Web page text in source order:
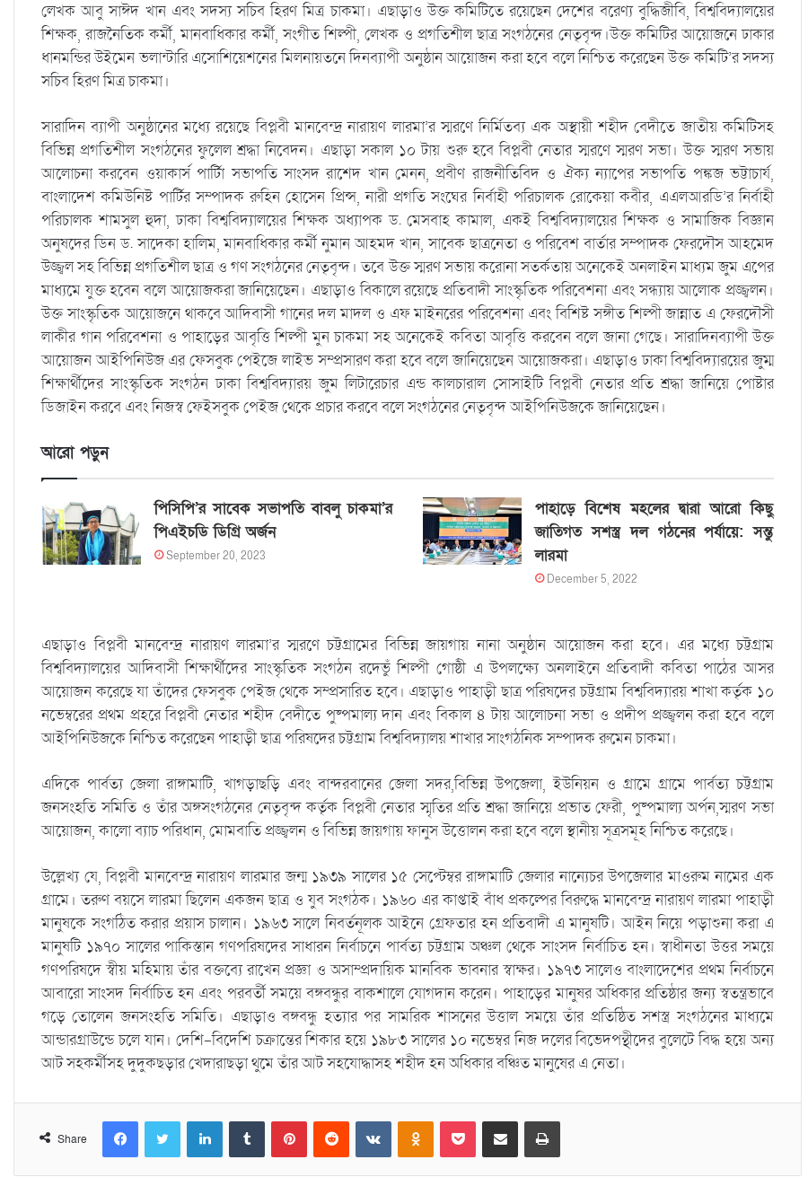
লেখক আবু সাঈদ খান এবং সদস্য সচিব হিরণ মিত্র চাকমা। এছাড়াও উক্ত কমিটিতে রয়েছেন দেশের বরেণ্য বুদ্ধিজীবি, বিশ্ববিদ্যালয়ের
শিক্ষক, রাজনৈতিক কর্মী, মানবাধিকার কর্মী, সংগীত শিল্পী, লেখক ও প্রগতিশীল ছাত্র সংগঠনের নেতৃবৃন্দ।উক্ত কমিটির আয়োজনে ঢাকার
ধানমন্ডির উইমেন ভলান্টারি এসোশিয়েশনের মিলনায়তনে দিনব্যাপী অনুষ্ঠান আয়োজন করা হবে বলে নিশ্চিত করেছেন উক্ত কমিটি’র সদস্য
সচিব হিরণ মিত্র চাকমা।
সারাদিন ব্যাপী অনুষ্ঠানের মধ্যে রয়েছে বিপ্লবী মানবেন্দ্র নারায়ণ লারমা’র স্মরণে নির্মিতব্য এক অস্থায়ী শহীদ বেদীতে জাতীয় কমিটিসহ
বিভিন্ন প্রগতিশীল সংগঠনের ফুলেল শ্রদ্ধা নিবেদন। এছাড়া সকাল ১০ টায় শুরু হবে বিপ্লবী নেতার স্মরণে স্মরণ সভা। উক্ত স্মরণ সভায়
আলোচনা করবেন ওয়াকার্স পার্টিা সভাপতি সাংসদ রাশেদ খান মেনন, প্রবীণ রাজনীতিবিদ ও ঐক্য ন্যাপের সভাপতি পঙ্কজ ভট্টাচার্য,
বাংলাদেশ কমিউনিষ্ট পার্টির সম্পাদক রুহিন হোসেন প্রিন্স, নারী প্রগতি সংঘের নির্বাহী পরিচালক রোকেয়া কবীর, এএলআরডি’র নির্বাহী
পরিচালক শামসুল হুদা, ঢাকা বিশ্ববিদ্যালয়ের শিক্ষক অধ্যাপক ড. মেসবাহ কামাল, একই বিশ্ববিদ্যালয়ের শিক্ষক ও সামাজিক বিজ্ঞান
অনুষদের ডিন ড. সাদেকা হালিম, মানবাধিকার কর্মী নুমান আহমদ খান, সাবেক ছাত্রনেতা ও পরিবেশ বার্তার সম্পাদক ফেরদৌস আহমেদ
উজ্জ্বল সহ বিভিন্ন প্রগতিশীল ছাত্র ও গণ সংগঠনের নেতৃবৃন্দ। তবে উক্ত স্মরণ সভায় করোনা সতর্কতায় অনেকেই অনলাইন মাধ্যম জুম এপের
মাধ্যমে যুক্ত হবেন বলে আয়োজকরা জানিয়েছেন। এছাড়াও বিকালে রয়েছে প্রতিবাদী সাংস্কৃতিক পরিবেশনা এবং সন্ধ্যায় আলোক প্রজ্জ্বলন।
উক্ত সাংস্কৃতিক আয়োজনে থাকবে আদিবাসী গানের দল মাদল ও এফ মাইনরের পরিবেশনা এবং বিশিষ্ট সঙ্গীত শিল্পী জান্নাত এ ফেরদৌসী
লাকীর গান পরিবেশনা ও পাহাড়ের আবৃত্তি শিল্পী মুন চাকমা সহ অনেকেই কবিতা আবৃত্তি করবেন বলে জানা গেছে। সারাদিনব্যাপী উক্ত
আয়োজন আইপিনিউজ এর ফেসবুক পেইজে লাইভ সম্প্রসারণ করা হবে বলে জানিয়েছেন আয়োজকরা। এছাড়াও ঢাকা বিশ্ববিদ্যারয়ের জুম্ম
শিক্ষার্থীদের সাংস্কৃতিক সংগঠন ঢাকা বিশ্ববিদ্যারয় জুম লিটারেচার এন্ড কালচারাল সোসাইটি বিপ্লবী নেতার প্রতি শ্রদ্ধা জানিয়ে পোষ্টার
ডিজাইন করবে এবং নিজস্ব ফেইসবুক পেইজ থেকে প্রচার করবে বলে সংগঠনের নেতৃবৃন্দ আইপিনিউজকে জানিয়েছেন।
আরো পড়ুন
পিসিপি’র সাবেক সভাপতি বাবলু চাকমা’র
পিএইচডি ডিগ্রি অর্জন
September 20, 2023
পাহাড়ে বিশেষ মহলের দ্বারা আরো কিছু
জাতিগত সশস্ত্র দল গঠনের পর্যায়ে: সন্তু
লারমা
December 5, 2022
এছাড়াও বিপ্লবী মানবেন্দ্র নারায়ণ লারমা’র স্মরণে চট্টগ্রামের বিভিন্ন জায়গায় নানা অনুষ্ঠান আয়োজন করা হবে। এর মধ্যে চট্টগ্রাম
বিশ্ববিদ্যালয়ের আদিবাসী শিক্ষার্থীদের সাংস্কৃতিক সংগঠন রদেভুঁ শিল্পী গোষ্ঠী এ উপলক্ষ্যে অনলাইনে প্রতিবাদী কবিতা পাঠের আসর
আয়োজন করেছে যা তাঁদের ফেসবুক পেইজ থেকে সম্প্রসারিত হবে। এছাড়াও পাহাড়ী ছাত্র পরিষদের চট্টগ্রাম বিশ্ববিদ্যারয় শাখা কর্তৃক ১০
নভেম্বরের প্রথম প্রহরে বিপ্লবী নেতার শহীদ বেদীতে পুষ্পমাল্য দান এবং বিকাল ৪ টায় আলোচনা সভা ও প্রদীপ প্রজ্জ্বলন করা হবে বলে
আইপিনিউজকে নিশ্চিত করেছেন পাহাড়ী ছাত্র পরিষদের চট্টগ্রাম বিশ্ববিদ্যালয় শাখার সাংগঠনিক সম্পাদক রুমেন চাকমা।
এদিকে পার্বত্য জেলা রাঙ্গামাটি, খাগড়াছড়ি এবং বান্দরবানের জেলা সদর,বিভিন্ন উপজেলা, ইউনিয়ন ও গ্রামে গ্রামে পার্বত্য চট্টগ্রাম
জনসংহতি সমিতি ও তাঁর অঙ্গসংগঠনের নেতৃবৃন্দ কর্তৃক বিপ্লবী নেতার স্মৃতির প্রতি শ্রদ্ধা জানিয়ে প্রভাত ফেরী, পুষ্পমাল্য অর্পন,স্মরণ সভা
আয়োজন, কালো ব্যাচ পরিধান, মোমবাতি প্রজ্জ্বলন ও বিভিন্ন জায়গায় ফানুস উত্তোলন করা হবে বলে স্থানীয় সূত্রসমূহ নিশ্চিত করেছে।
উল্লেখ্য যে, বিপ্লবী মানবেন্দ্র নারায়ণ লারমার জন্ম ১৯৩৯ সালের ১৫ সেপ্টেম্বর রাঙ্গামাটি জেলার নান্যেচর উপজেলার মাওরুম নামের এক
গ্রামে। তরুণ বয়সে লারমা ছিলেন একজন ছাত্র ও যুব সংগঠক। ১৯৬০ এর কাপ্তাই বাঁধ প্রকল্পের বিরুদ্ধে মানবেন্দ্র নারায়ণ লারমা পাহাড়ী
মানুষকে সংগঠিত করার প্রয়াস চালান। ১৯৬৩ সালে নিবর্তনূলক আইনে গ্রেফতার হন প্রতিবাদী এ মানুষটি। আইন নিয়ে পড়াশুনা করা এ
মানুষটি ১৯৭০ সালের পাকিস্তান গণপরিষদের সাধারন নির্বাচনে পার্বত্য চট্টগ্রাম অঞ্চল থেকে সাংসদ নির্বাচিত হন। স্বাধীনতা উত্তর সময়ে
গণপরিষদে স্বীয় মহিমায় তাঁর বক্তব্যে রাখেন প্রজ্ঞা ও অসাম্প্রদায়িক মানবিক ভাবনার স্বাক্ষর। ১৯৭৩ সালেও বাংলাদেশের প্রথম নির্বাচনে
আবারো সাংসদ নির্বাচিত হন এবং পরবর্তী সময়ে বঙ্গবন্ধুর বাকশালে যোগদান করেন। পাহাড়ের মানুষর অধিকার প্রতিষ্ঠার জন্য স্বতন্ত্রভাবে
গড়ে তোলেন জনসংহতি সমিতি। এছাড়াও বঙ্গবন্ধু হত্যার পর সামরিক শাসনের উত্তাল সময়ে তাঁর প্রতিষ্ঠিত সশস্ত্র সংগঠনের মাধ্যমে
আন্ডারগ্রাউন্ডে চলে যান। দেশি-বিদেশি চক্রান্তের শিকার হয়ে ১৯৮৩ সালের ১০ নভেম্বর নিজ দলের বিভেদপন্থীদের বুলেটে বিদ্ধ হয়ে অন্য
আট সহকর্মীসহ দুদুকছড়ার খেদারাছড়া থুমে তাঁর আট সহযোদ্ধাসহ শহীদ হন অধিকার বঞ্চিত মানুষের এ নেতা।
Share